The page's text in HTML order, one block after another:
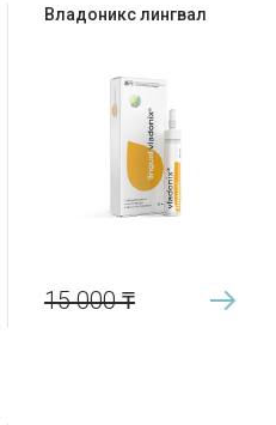
Владоникс лингвал
15 000₸